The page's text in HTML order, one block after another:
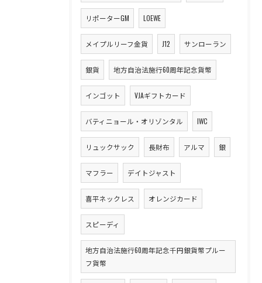
リポーターGM LOEWE
メイプルリーフ金貨 J12 サンローラン
銀貨 地方自治法施行60周年記念貨幣
インゴット VJAギフトカード
バティニョール・オリゾンタル IWC
リュックサック 長財布 アルマ 銀
マフラー デイトジャスト
喜平ネックレス オレンジカード
スピーディ
地方自治法施行60周年記念千円銀貨幣プルー
フ貨幣